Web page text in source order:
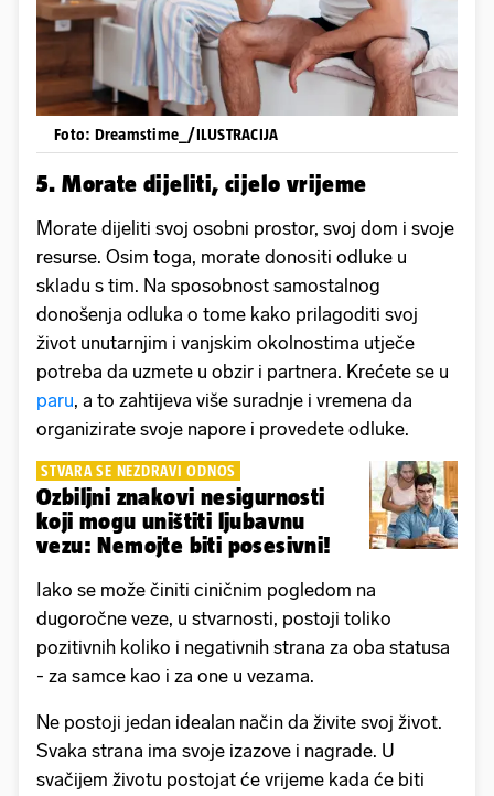
Foto: Dreamstime_/ILUSTRACIJA
5. Morate dijeliti, cijelo vrijeme
Morate dijeliti svoj osobni prostor, svoj dom i svoje
resurse. Osim toga, morate donositi odluke u
skladu s tim. Na sposobnost samostalnog
donošenja odluka o tome kako prilagoditi svoj
život unutarnjim i vanjskim okolnostima utječe
potreba da uzmete u obzir i partnera. Krećete se u
paru, a to zahtijeva više suradnje i vremena da
organizirate svoje napore i provedete odluke.
STVARA SE NEZDRAVI ODNOS
Ozbiljni znakovi nesigurnosti
koji mogu uništiti ljubavnu
vezu: Nemojte biti posesivni!
Iako se može činiti ciničnim pogledom na
dugoročne veze, u stvarnosti, postoji toliko
pozitivnih koliko i negativnih strana za oba statusa
- za samce kao i za one u vezama.
Ne postoji jedan idealan način da živite svoj život.
Svaka strana ima svoje izazove i nagrade. U
svačijem životu postojat će vrijeme kada će biti